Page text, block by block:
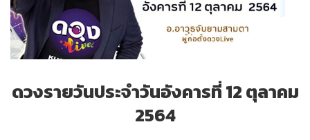
ดวงรายวันประจำวันอังคารที่ 12 ตุลาคม
2564